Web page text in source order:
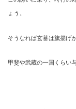
ょう。
そうなれば玄蕃は旗揚げ
甲斐や武蔵の一国くらい